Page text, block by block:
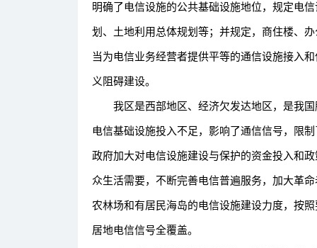
明确了电信设施的公共基础设施地位，规定电
划、土地利用总体规划等；并规定，商住楼、
当为电信业务经营者提供平等的通信设施接入
义阻碍建设。
我区是西部地区、经济欠发达地区，是我国
电信基础设施投入不足，影响了通信信号，限
政府加大对电信设施建设与保护的资金投入和
众生活需要，不断完善电信普遍服务，加大革
农林场和有居民海岛的电信设施建设力度，按
居地电信信号全覆盖。